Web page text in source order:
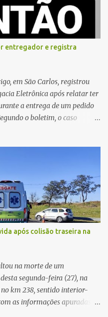
Até o momento, não
sobre o estado de saúde dos
Santa Gertrudes atenderam a
trabalho da perícia. Até a
havia sido preso. A Polícia
a autoria dos disparos e as
segue em anda...
entregador e registra
em São Carlos, registrou
Eletrônica após relatar ter
a entrega de um pedido
o boletim, o caso
policial, a vítima relatou
ser ofendida com palavras de
à Polícia Civil que mora
e humilhada com a
após colisão traseira na
na morte de um
segunda-feira (27), na
no km 238, sentido interior-
as informações apuradas no